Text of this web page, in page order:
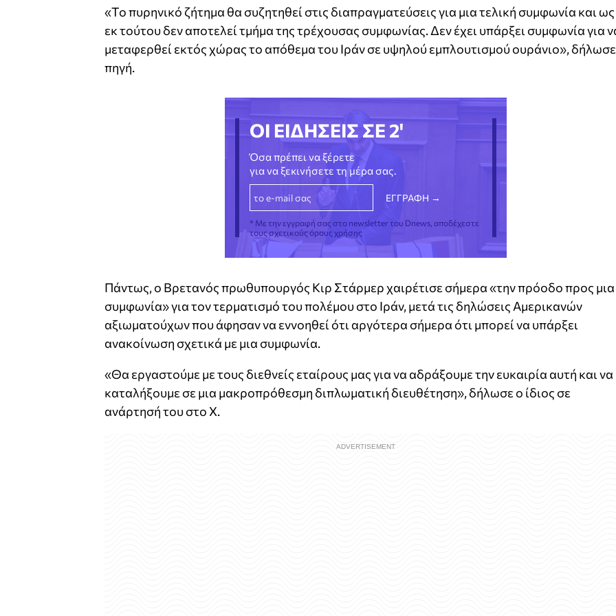
«Το πυρηνικό ζήτημα θα συζητηθεί στις διαπραγματεύσεις για μια τελική συμφωνία και ως
εκ τούτου δεν αποτελεί τμήμα της τρέχουσας συμφωνίας. Δεν έχει υπάρξει συμφωνία για
μεταφερθεί εκτός χώρας το απόθεμα του Ιράν σε υψηλού εμπλουτισμού ουράνιο»,
πηγή.
ΟΙ ΕΙΔΗΣΕΙΣ ΣΕ 2'
Όσα πρέπει να ξέρετε
για να ξεκινήσετε τη μέρα σας.
* Με την εγγραφή σας στο newsletter του Dnews, αποδέχεστε
τους σχετικούς όρους χρήσης
Πάντως, ο Βρετανός πρωθυπουργός Κιρ Στάρμερ χαιρέτισε σήμερα «την πρόοδο προς μια
συμφωνία» για τον τερματισμό του πολέμου στο Ιράν, μετά τις δηλώσεις Αμερικανών
αξιωματούχων που άφησαν να εννοηθεί ότι αργότερα σήμερα ότι μπορεί να υπάρξει
ανακοίνωση σχετικά με μια συμφωνία.
«Θα εργαστούμε με τους διεθνείς εταίρους μας για να αδράξουμε την ευκαιρία αυτή και να
καταλήξουμε σε μια μακροπρόθεσμη διπλωματική διευθέτηση», δήλωσε ο ίδιος σε
ανάρτησή του στο Χ.